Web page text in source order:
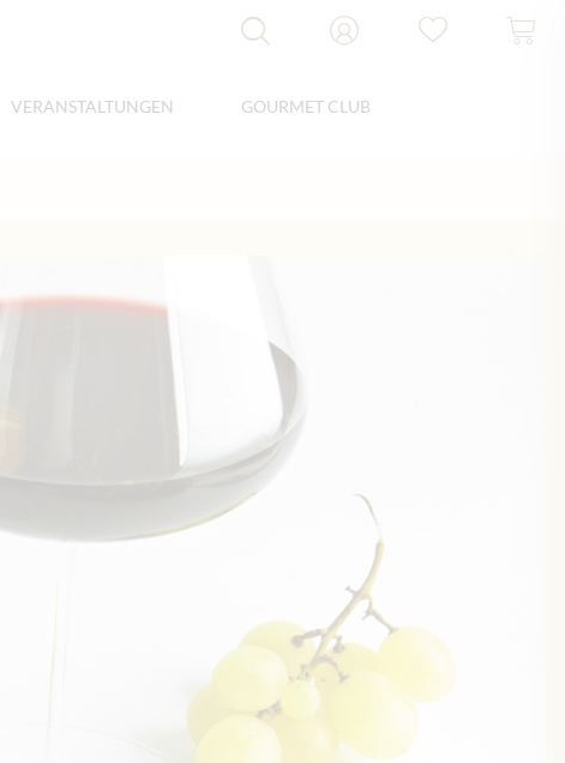
VERANSTALTUNGEN GOURMET CLUB